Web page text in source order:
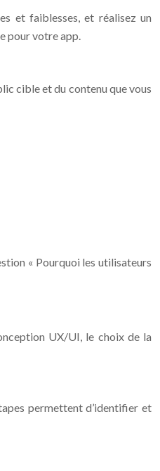
et faiblesses, et réalisez un
pour votre app.
cible et du contenu que vous
« Pourquoi les utilisateurs
UX/UI, le choix de la
permettent d’identifier et